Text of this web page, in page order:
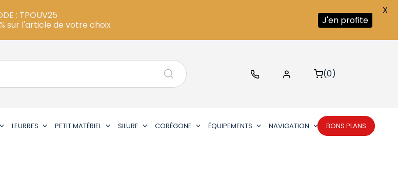
(0)
LEURRES PETIT MATÉRIEL SILURE CORÉGONE ÉQUIPEMENTS NAVIGATION BONS PLANS
: TPOUV25
sur l'article de votre choix
J'en profite
X